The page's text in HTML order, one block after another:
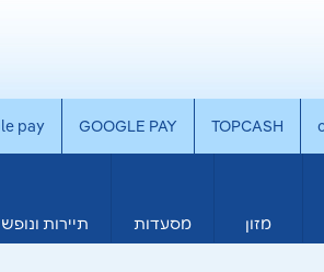
TOPCASH
GOOGLE PAY
pay
מזון מסעדות תיירות ונופש